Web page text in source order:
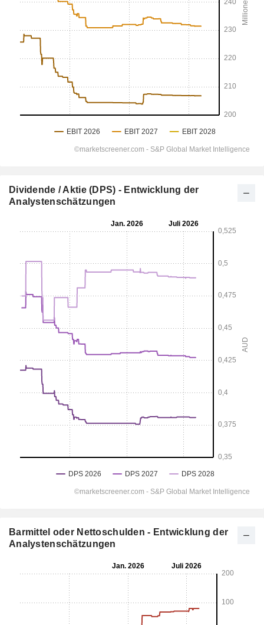
Dividende / Aktie (DPS) - Entwicklung der
Analystenschätzungen
Barmittel oder Nettoschulden - Entwicklung der
Analystenschätzungen